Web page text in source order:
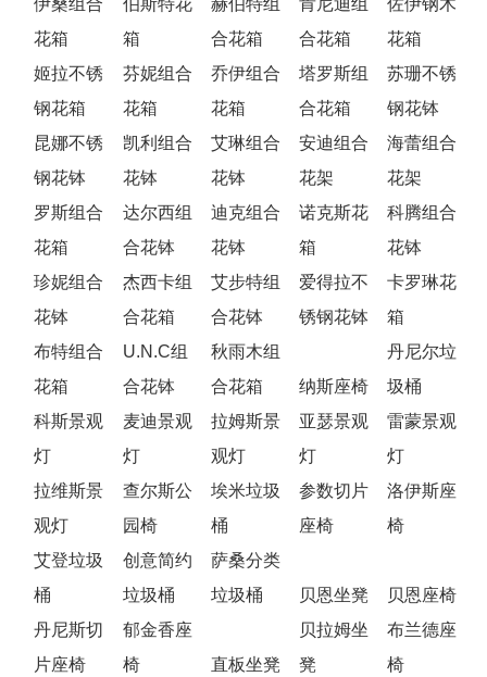
伊桑组合
花箱
伯斯特花
箱
赫伯特组
合花箱
肯尼迪组
合花箱
佐伊钢木
花箱
姬拉不锈
钢花箱
芬妮组合
花箱
乔伊组合
花箱
塔罗斯组
合花箱
苏珊不锈
钢花钵
昆娜不锈
钢花钵
凯利组合
花钵
艾琳组合
花钵
安迪组合
花架
海蕾组合
花架
罗斯组合
花箱
达尔西组
合花钵
迪克组合
花钵
诺克斯花
箱
科腾组合
花钵
珍妮组合
花钵
杰西卡组
合花箱
艾步特组
合花钵
爱得拉不
锈钢花钵
卡罗琳花
箱
布特组合
花箱
U.N.C组
合花钵
秋雨木组
合花箱
纳斯座椅
丹尼尔垃
圾桶
科斯景观
灯
麦迪景观
灯
拉姆斯景
观灯
亚瑟景观
灯
雷蒙景观
灯
拉维斯景
观灯
查尔斯公
园椅
埃米垃圾
桶
参数切片
座椅
洛伊斯座
椅
艾登垃圾
桶
创意简约
垃圾桶
萨桑分类
垃圾桶
贝恩坐凳
贝恩座椅
丹尼斯切
片座椅
郁金香座
椅
直板坐凳
贝拉姆坐
凳
布兰德座
椅